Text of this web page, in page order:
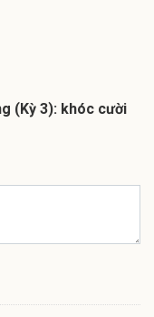
(Kỳ 3): khóc cười